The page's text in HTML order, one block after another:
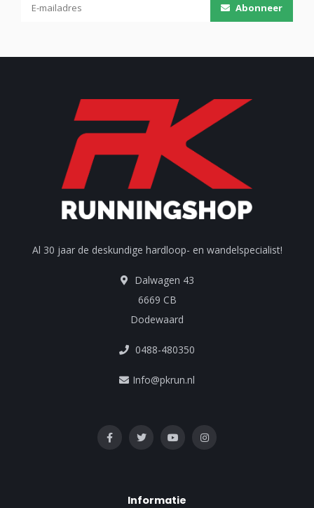
Abonneer
Al 30 jaar de deskundige hardloop- en wandelspecialist!
Dalwagen 43
6669 CB
Dodewaard
0488-480350
Info@pkrun.nl
Informatie